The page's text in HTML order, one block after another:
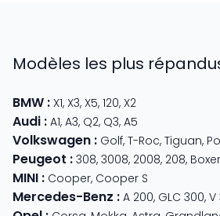
Modèles les plus
BMW : X1, X3, X5, 120, X2
Audi : A1, A3, Q2, Q3, A5
Volkswagen : Golf, T-Roc, Tiguan,
Peugeot : 308, 3008, 2008, 208, Boxer
MINI : Cooper, Cooper S
Mercedes-Benz : A 200, GLC 300, V